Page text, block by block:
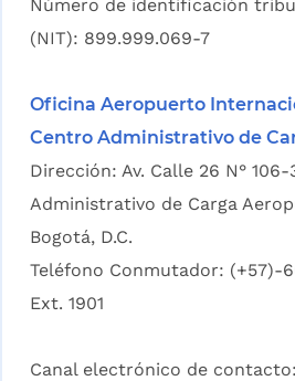
Número de identificación
(NIT): 899.999.069-7
Oficina Aeropuerto
Centro Administrativo de
Dirección: Av. Calle 26 N°
Administrativo de Carga
Bogotá, D.C.
Teléfono Conmutador: (+57)-
Ext. 1901
Canal electrónico de contacto: